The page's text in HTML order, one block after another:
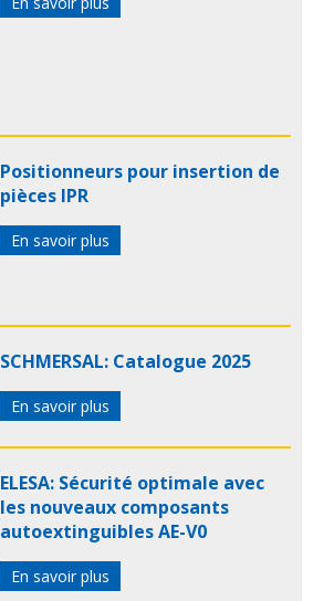
Positionneurs pour insertion de
pièces IPR
En savoir plus
SCHMERSAL: Catalogue 2025
En savoir plus
ELESA: Sécurité optimale avec
les nouveaux composants
autoextinguibles AE-V0
En savoir plus